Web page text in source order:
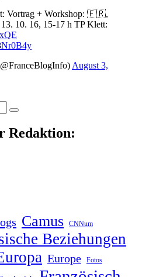
Vortrag + Workshop: 🇫🇷,
10. 16, 15-17 h TP Klett:
August 3,
Redaktion:
Camus CNNum
Beziehungen
Europe Fotos